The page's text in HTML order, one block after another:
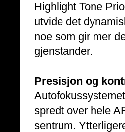
Highlight Tone
utvide det
noe som gir mer
gjenstander.
Presisjon og
spredt over hele
sentrum.